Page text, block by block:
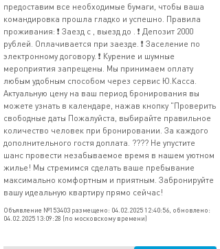
предоставим все необходимые бумаги, чтобы ваша
командировка прошла гладко и успешно. Правила
проживания: ❗️ Заезд с , выезд до . ❗️ Депозит 2000
рублей. Оплачивается при заезде. ❗️ Заселение по
электронному договору. ❗️ Курение и шумные
мероприятия запрещены. Мы принимаем оплату
любым удобным способом через сервис Ю.Касса.
Актуальную цену на ваш период бронирования вы
можете узнать в календаре, нажав кнопку "Проверить
свободные даты Пожалуйста, выбирайте правильное
количество человек при бронировании. За каждого
дополнительного гостя доплата. ???? Не упустите
шанс провести незабываемое время в нашем уютном
жилье! Мы стремимся сделать ваше пребывание
максимально комфортным и приятным. Забронируйте
вашу идеальную квартиру прямо сейчас!
Объявление №153403 размещено: 04.02.2025 12:40:56, обновлено:
04.02.2025 13:09:28 (по московскому времени)